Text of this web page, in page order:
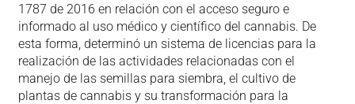
1787 de 2016 en relación con el acceso seguro e
informado al uso médico y científico del cannabis. De
esta forma, determinó un sistema de licencias para la
realización de las actividades relacionadas con el
manejo de las semillas para siembra, el cultivo de
plantas de cannabis y su transformación para la